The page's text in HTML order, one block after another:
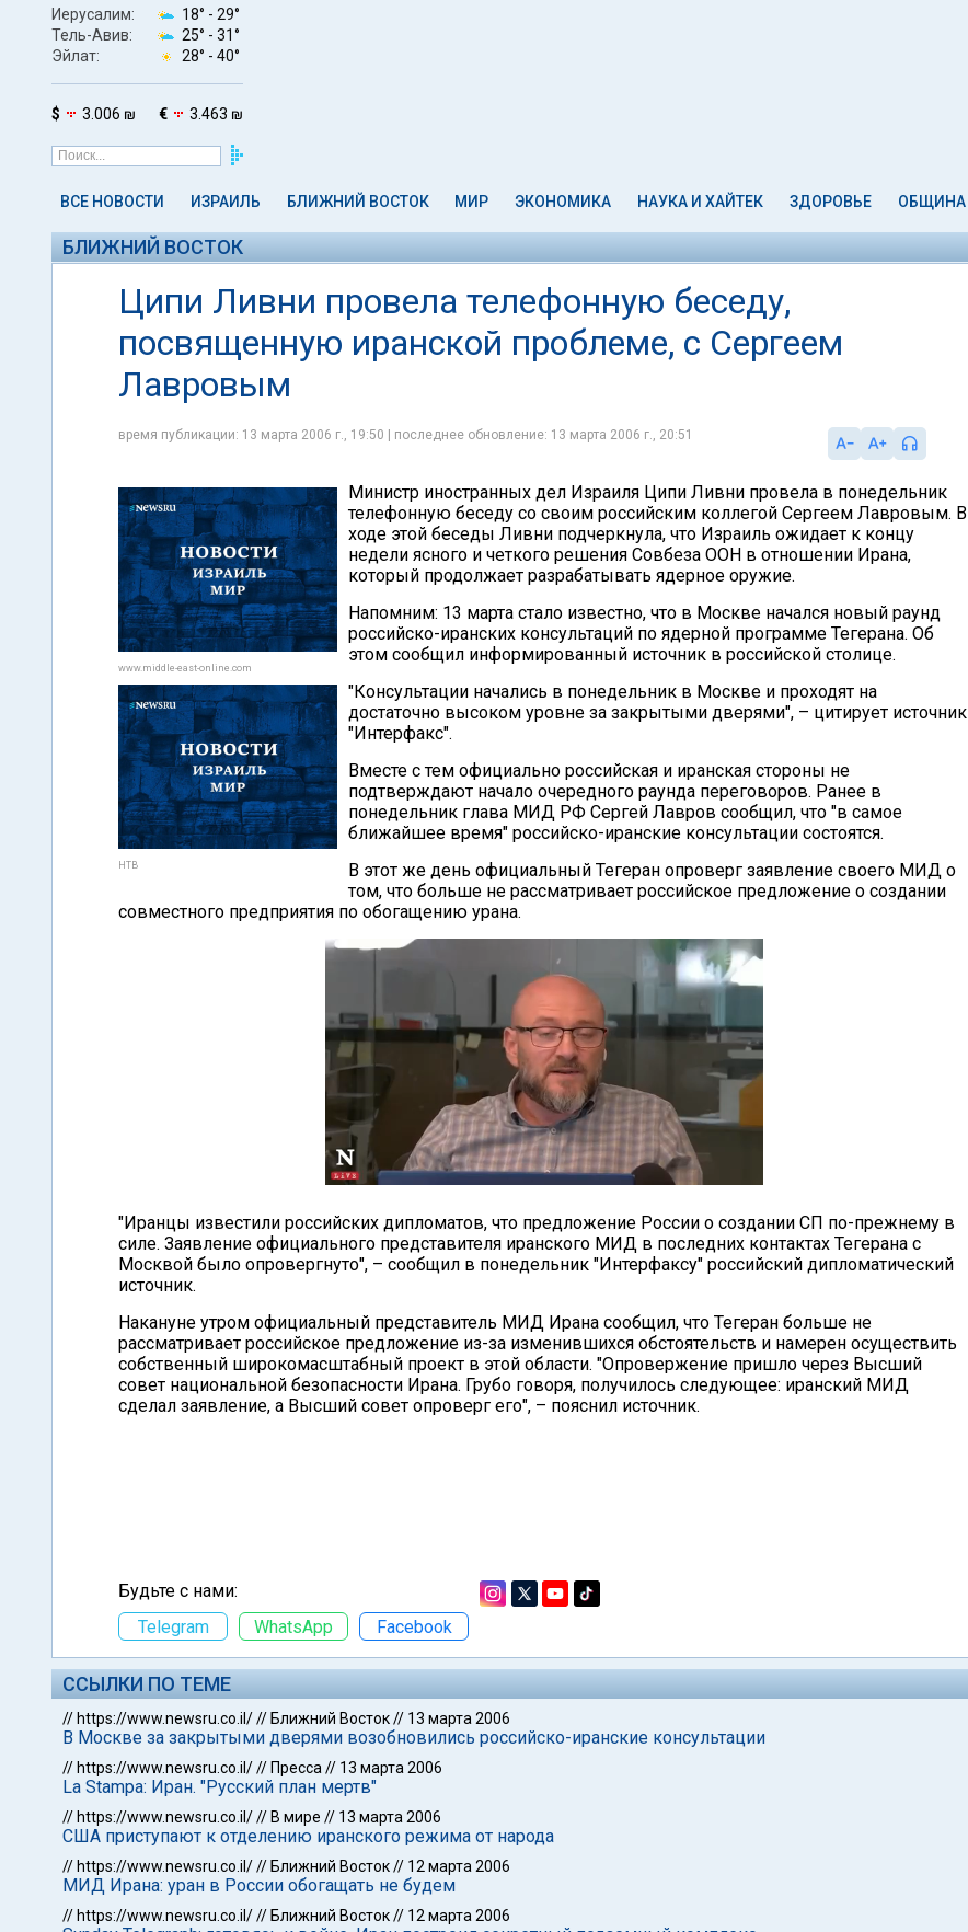
Иерусалим: 18° - 29°
Тель-Авив:
25° - 31°
Эйлат:
28° - 40°
$ 3.006 ₪ € 3.463 ₪
ВСЕ НОВОСТИ ИЗРАИЛЬ БЛИЖНИЙ ВОСТОК МИР ЭКОНОМИКА НАУКА И ХАЙТЕК ЗДОРОВЬЕ ОБЩИНА
БЛИЖНИЙ ВОСТОК
Ципи Ливни провела телефонную беседу,
посвященную иранской проблеме, с Сергеем
Лавровым
время публикации: 13 марта 2006 г., 19:50 | последнее обновление: 13 марта 2006 г., 20:51
www.middle-east-online.com
НТВ
Министр иностранных дел Израиля Ципи Ливни провела в понедельник
телефонную беседу со своим российским коллегой Сергеем Лавровым. В
ходе этой беседы Ливни подчеркнула, что Израиль ожидает к концу
недели ясного и четкого решения Совбеза ООН в отношении Ирана,
который продолжает разрабатывать ядерное оружие.
Напомним: 13 марта стало известно, что в Москве начался новый раунд
российско-иранских консультаций по ядерной программе Тегерана. Об
этом сообщил информированный источник в российской столице.
"Консультации начались в понедельник в Москве и проходят на
достаточно высоком уровне за закрытыми дверями", – цитирует источник
"Интерфакс".
Вместе с тем официально российская и иранская стороны не
подтверждают начало очередного раунда переговоров. Ранее в
понедельник глава МИД РФ Сергей Лавров сообщил, что "в самое
ближайшее время" российско-иранские консультации состоятся.
В этот же день официальный Тегеран опроверг заявление своего МИД о
том, что больше не рассматривает российское предложение о создании
совместного предприятия по обогащению урана.
"Иранцы известили российских дипломатов, что предложение России о создании СП по-прежнему в
силе. Заявление официального представителя иранского МИД в последних контактах Тегерана с
Москвой было опровергнуто", – сообщил в понедельник "Интерфаксу" российский дипломатический
источник.
Накануне утром официальный представитель МИД Ирана сообщил, что Тегеран больше не
рассматривает российское предложение из-за изменившихся обстоятельств и намерен осуществить
собственный широкомасштабный проект в этой области. "Опровержение пришло через Высший
совет национальной безопасности Ирана. Грубо говоря, получилось следующее: иранский МИД
сделал заявление, а Высший совет опроверг его", – пояснил источник.
Будьте с нами:
Telegram
WhatsApp Facebook
ССЫЛКИ ПО ТЕМЕ
// https://www.newsru.co.il/// Ближний Восток// 13 марта 2006
В Москве за закрытыми дверями возобновились российско-иранские консультации
// https://www.newsru.co.il/// Пресса // 13 марта 2006
La Stampa: Иран. "Русский план мертв"
// https://www.newsru.co.il/// В мире // 13 марта 2006
США приступают к отделению иранского режима от народа
// https://www.newsru.co.il/// Ближний Восток// 12 марта 2006
МИД Ирана: уран в России обогащать не будем
// https://www.newsru.co.il/// Ближний Восток// 12 марта 2006